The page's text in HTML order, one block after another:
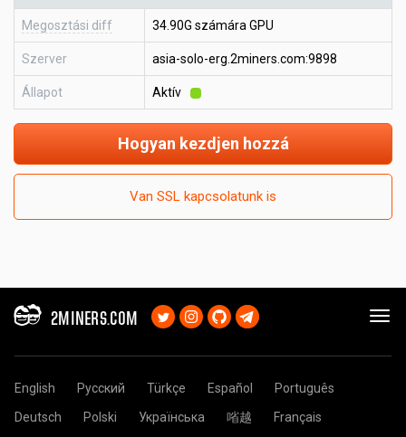
Megosztási diff 34.90G számára GPU
Szerver asia-solo-erg.2miners.com:9898
Állapot Aktív
Hogyan kezdjen hozzá
Van SSL kapcsolatunk is
2MINERS.COM
English Русский Türkçe Español
Português
Deutsch
Polski Українська 㗂越
Français